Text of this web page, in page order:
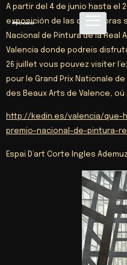
A partir del 4 de junio hasta el
exposición de las doce obras
Nacional de Pintura de la Real
Valencia donde podreis
26 juillet vous pouvez visiter
pour le Grand Prix Nationale
des Beaux Arts de Valence,
http://kedin.es/valencia/
premio-nacional-de-pintura-
Espai D’art Corte Ingles